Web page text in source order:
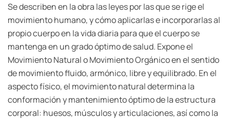
Se describen en la obra las leyes por las que se rige el
movimiento humano, y cómo aplicarlas e incorporarlas al
propio cuerpo en la vida diaria para que el cuerpo se
mantenga en un grado óptimo de salud. Expone el
Movimiento Natural o Movimiento Orgánico en el sentido
de movimiento fluido, armónico, libre y equilibrado. En el
aspecto físico, el movimiento natural determina la
conformación y mantenimiento óptimo de la estructura
corporal: huesos, músculos y articulaciones, así como la